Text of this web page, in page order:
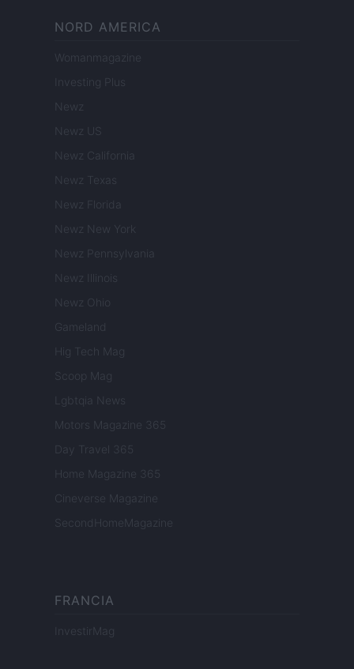
NORD AMERICA
Womanmagazine
Investing Plus
Newz
Newz US
Newz California
Newz Texas
Newz Florida
Newz New York
Newz Pennsylvania
Newz Illinois
Newz Ohio
Gameland
Hig Tech Mag
Scoop Mag
Lgbtqia News
Motors Magazine 365
Day Travel 365
Home Magazine 365
Cineverse Magazine
SecondHomeMagazine
FRANCIA
InvestirMag